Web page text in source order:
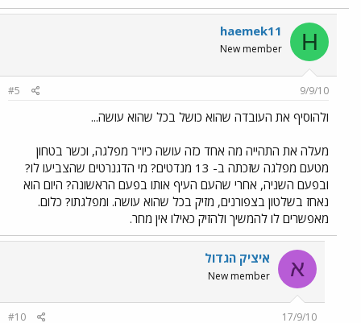
H
haemek11
New member
9/9/10
#5
ולהוסיף את העובדה שהוא כושל בכל שהוא עושה...
מעלה את התהייה מה אחד כזה עושה כיו"ר מפלגה, וכשר בטחון
מטעם מפלגה שזכתה ב- 13 מנדטים? מי הדגנרטים שהצביעו לו?
ובפעם השניה, אחרי שהעם העיף אותו בפעם הראשונה? היום הוא
נאחז בשלטון בצפורנים, מזיק בכל שהוא עושה. ומפלגתו? כלום.
מאפשרים לו להמשיך ולהזיק כאילו אין מחר.
א איציק הגדול
New member
17/9/10
#10